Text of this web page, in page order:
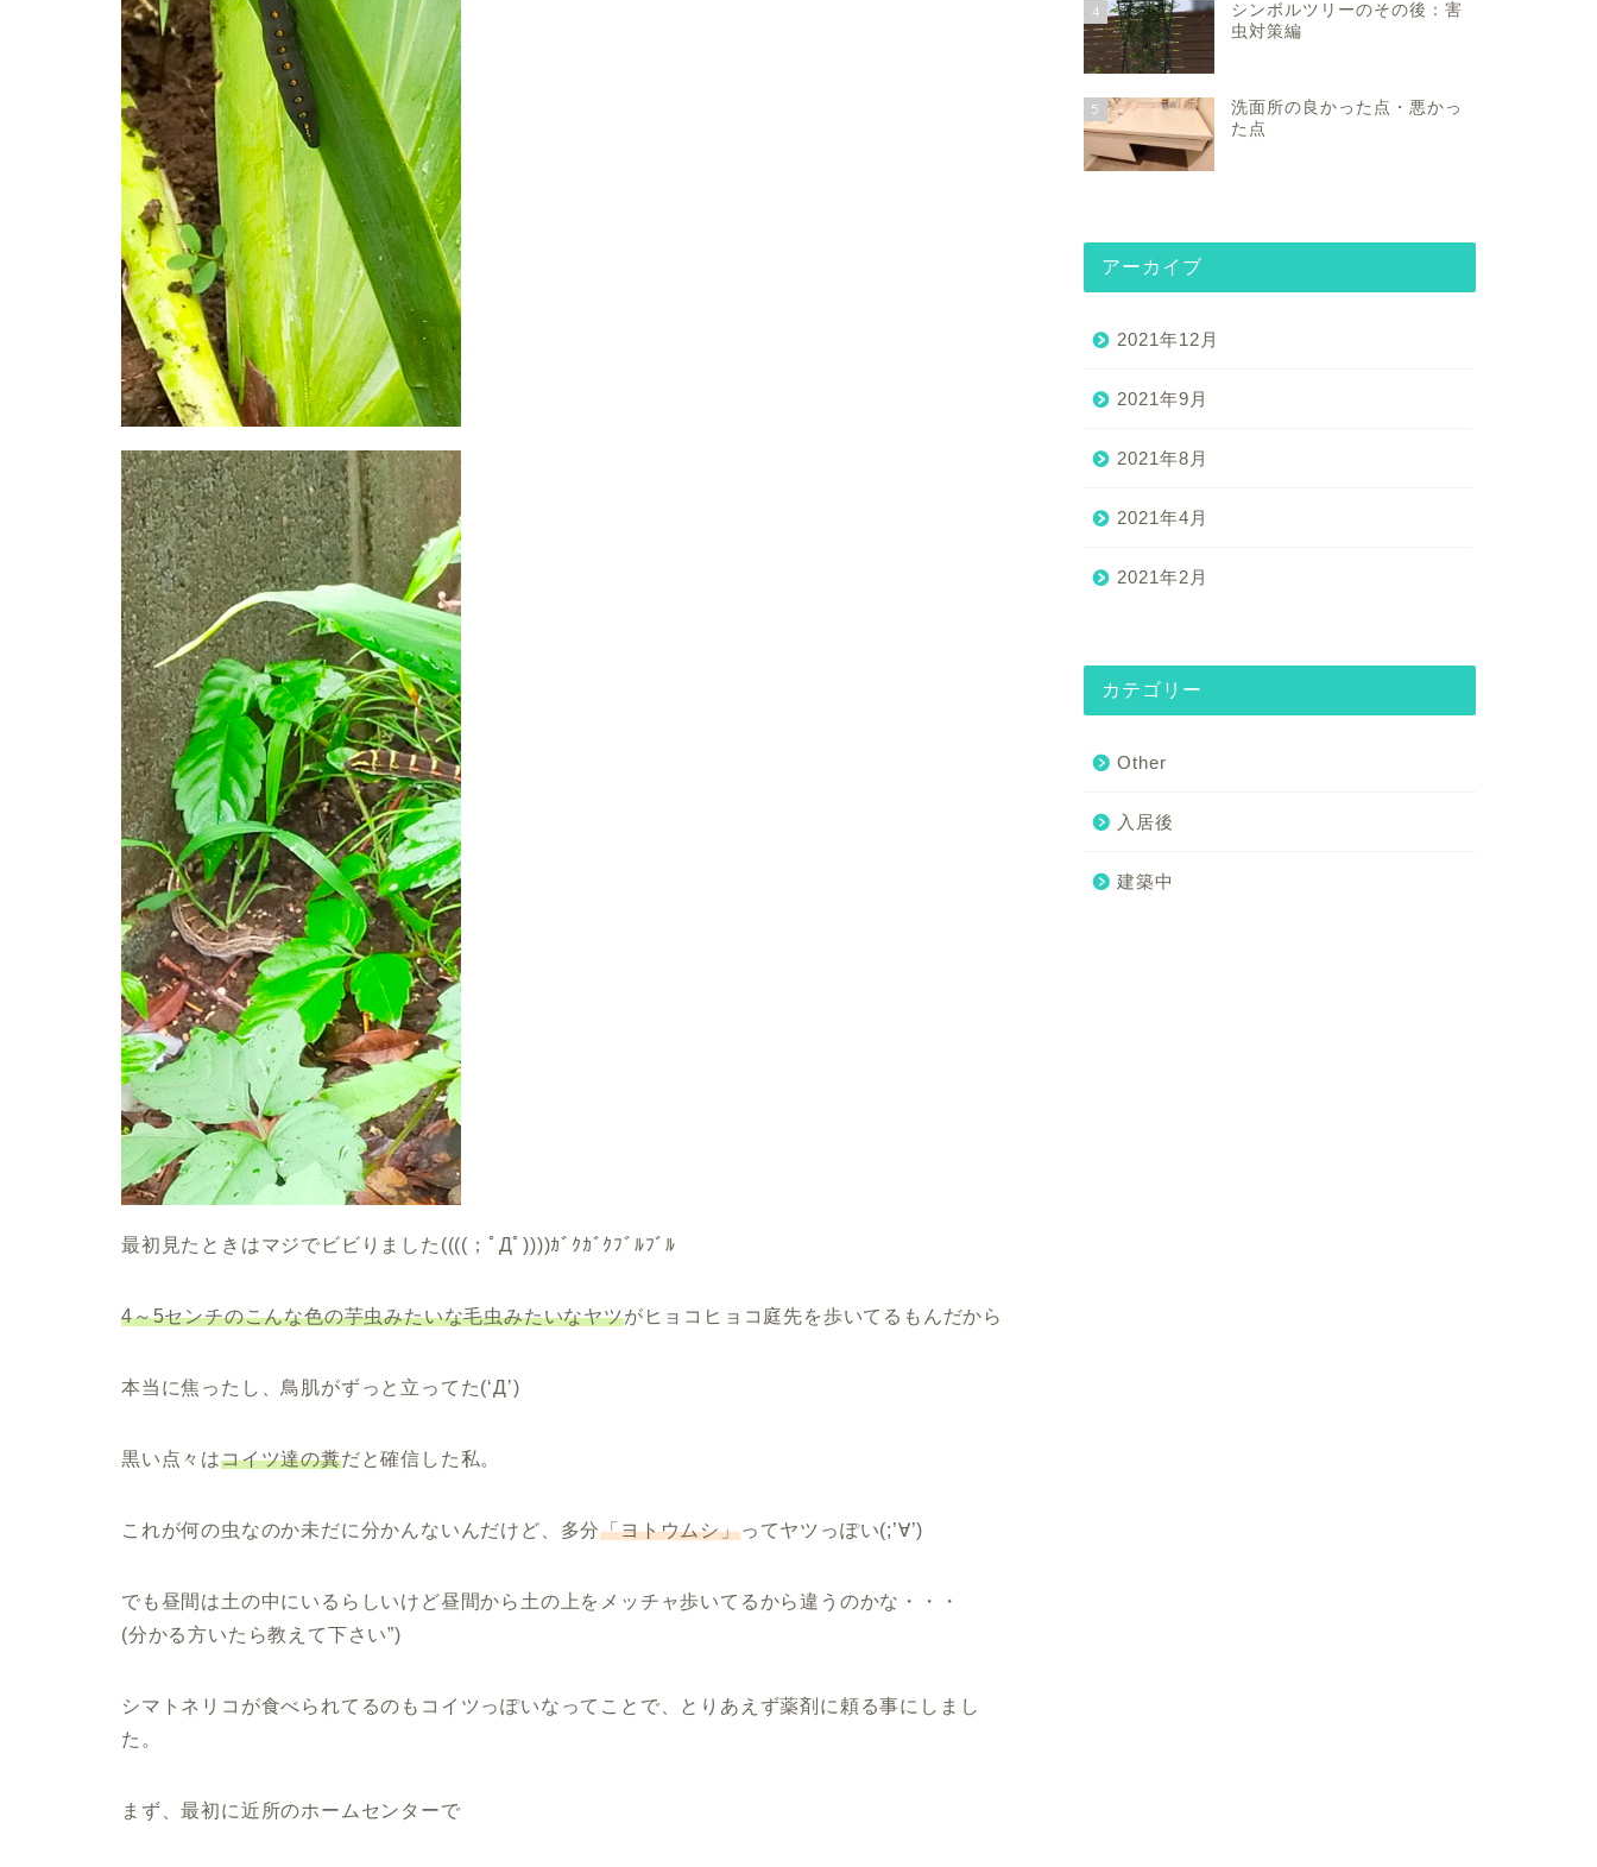
最初見たときはマジでビビりました((((；ﾟДﾟ))))ｶﾞｸｶﾞｸﾌﾞﾙﾌﾞﾙ
4～5センチのこんな色の芋虫みたいな毛虫みたいなヤツがヒョコヒョコ庭先を歩いてるもんだから
本当に焦ったし、鳥肌がずっと立ってた(‘Д’)
黒い点々はコイツ達の糞だと確信した私。
これが何の虫なのか未だに分かんないんだけど、多分「ヨトウムシ」ってヤツっぽい(;’∀’)
でも昼間は土の中にいるらしいけど昼間から土の上をメッチャ歩いてるから違うのかな・・・
(分かる方いたら教えて下さい”)
シマトネリコが食べられてるのもコイツっぽいなってことで、とりあえず薬剤に頼る事にしまし
た。
まず、最初に近所のホームセンターで
4
シンボルツリーのその後：害
虫対策編
5
洗面所の良かった点・悪かっ
た点
アーカイブ
2021年12月
2021年9月
2021年8月
2021年4月
2021年2月
カテゴリー
Other
入居後
建築中